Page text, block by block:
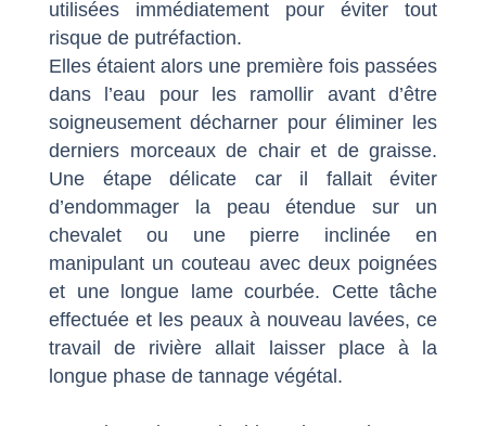
utilisées immédiatement pour éviter tout
risque de putréfaction.
Elles étaient alors une première fois passées
dans l’eau pour les ramollir avant d’être
soigneusement décharner pour éliminer les
derniers morceaux de chair et de graisse.
Une étape délicate car il fallait éviter
d’endommager la peau étendue sur un
chevalet ou une pierre inclinée en
manipulant un couteau avec deux poignées
et une longue lame courbée. Cette tâche
effectuée et les peaux à nouveau lavées, ce
travail de rivière allait laisser place à la
longue phase de tannage végétal.